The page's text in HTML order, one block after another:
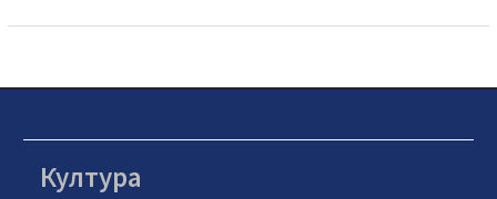
Култура